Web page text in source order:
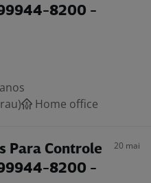
8200 -
Home office
Para Controle
8200 -
20 mai